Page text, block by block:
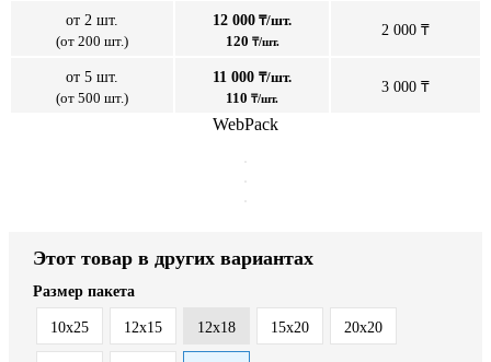
от 2 шт.
(от 200 шт.)
12 000 ₸/шт.
120 ₸/шт.
2 000 ₸
от 5 шт.
(от 500 шт.)
11 000 ₸/шт.
110 ₸/шт.
3 000 ₸
WebPack
Этот товар в других вариантах
Размер пакета
10x25 12x15 12x18 15x20 20x20